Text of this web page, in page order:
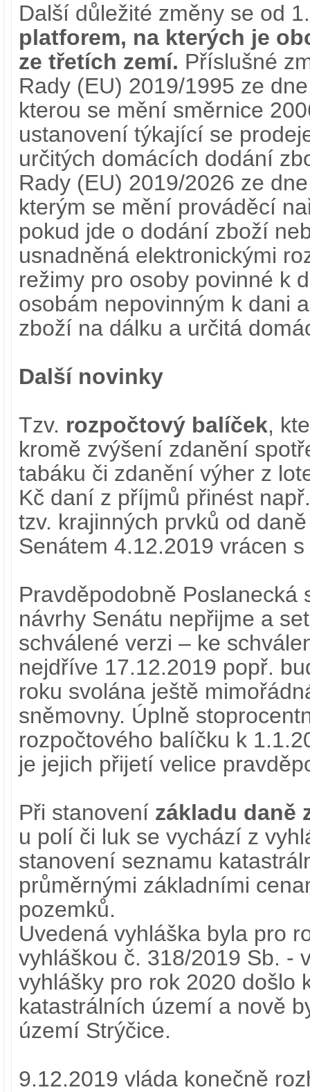
Další důležité změny se od
platforem, na kterých je
ze třetích zemí. Příslušné
Rady (EU) 2019/1995 ze
kterou se mění směrnice
ustanovení týkající se
určitých domácích dodání
Rady (EU) 2019/2026 ze
kterým se mění prováděcí
pokud jde o dodání zboží
usnadněná elektronickými
režimy pro osoby povinné k
osobám nepovinným k dani
zboží na dálku a určitá
Další novinky
Tzv. rozpočtový balíček,
kromě zvýšení zdanění
tabáku či zdanění výher z
Kč daní z příjmů přinést
tzv. krajinných prvků od
Senátem 4.12.2019 vrácen
Pravděpodobně Poslanecká
návrhy Senátu nepřijme a
schválené verzi – ke
nejdříve 17.12.2019 popř.
roku svolána ještě
sněmovny. Úplně
rozpočtového balíčku k
je jejich přijetí velice
Při stanovení základu daně
u polí či luk se vychází z
stanovení seznamu
průměrnými základními
pozemků.
Uvedená vyhláška byla pro
vyhláškou č. 318/2019 Sb. -
vyhlášky pro rok 2020 došlo
katastrálních území a nově
území Strýčice.
9.12.2019 vláda konečně